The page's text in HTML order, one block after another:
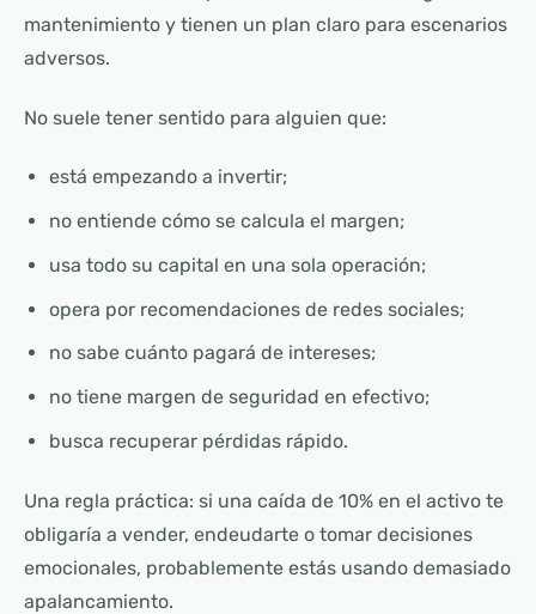
mantenimiento y tienen un plan claro para escenarios
adversos.
No suele tener sentido para alguien que:
está empezando a invertir;
no entiende cómo se calcula el margen;
usa todo su capital en una sola operación;
opera por recomendaciones de redes sociales;
no sabe cuánto pagará de intereses;
no tiene margen de seguridad en efectivo;
busca recuperar pérdidas rápido.
Una regla práctica: si una caída de 10% en el activo te
obligaría a vender, endeudarte o tomar decisiones
emocionales, probablemente estás usando demasiado
apalancamiento.